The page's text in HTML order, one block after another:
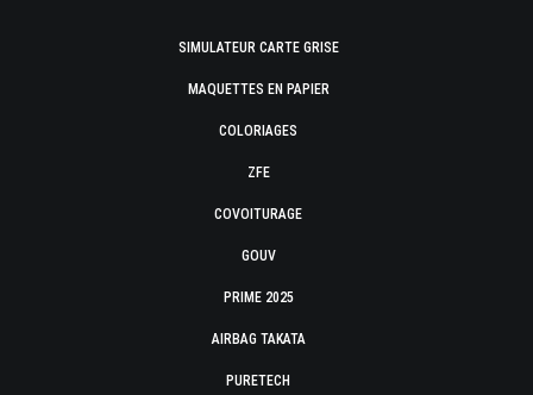
SIMULATEUR CARTE GRISE
MAQUETTES EN PAPIER
COLORIAGES
ZFE
COVOITURAGE
GOUV
PRIME 2025
AIRBAG TAKATA
PURETECH